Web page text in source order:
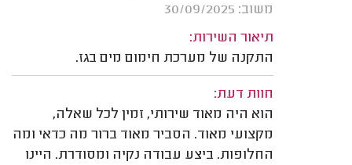
משוב: 30/09/2025
תיאור השירות:
התקנה של מערכת חימום מים בגז.
חוות דעת:
הוא היה מאוד שירותי, זמין לכל שאלה,
מקצועי מאוד. הסביר מאוד ברור מה כדאי ומה
החלופות. ביצע עבודה נקיה ומסודרת. היינו